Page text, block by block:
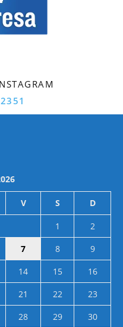
V S D
1
2
7 8
9
14 15
16
21 22
23
28 29
30